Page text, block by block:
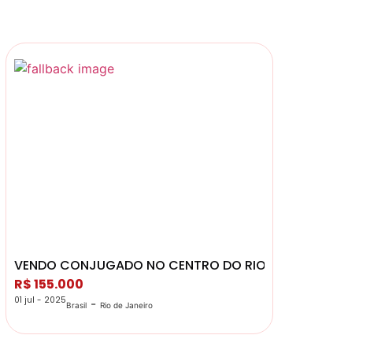
VENDO CONJUGADO NO CENTRO DO RIO
R$ 155.000
01 jul - 2025Brasil- Rio de Janeiro